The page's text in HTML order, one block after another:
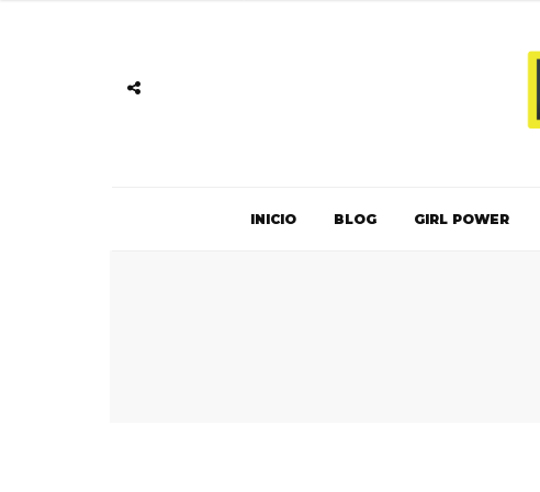
INICIO BLOG GIRL POWER